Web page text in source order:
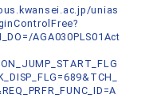
unias
AGA030PLS01Act